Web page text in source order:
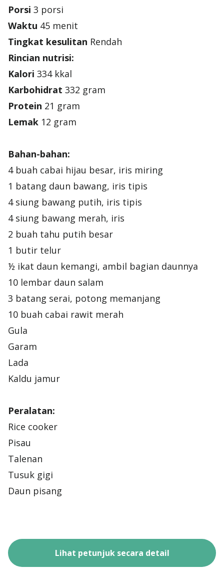
Porsi 3 porsi
Waktu 45 menit
Tingkat kesulitan Rendah
Rincian nutrisi:
Kalori 334 kkal
Karbohidrat 332 gram
Protein 21 gram
Lemak 12 gram
Bahan-bahan:
4 buah cabai hijau besar, iris miring
1 batang daun bawang, iris tipis
4 siung bawang putih, iris tipis
4 siung bawang merah, iris
2 buah tahu putih besar
1 butir telur
½ ikat daun kemangi, ambil bagian daunnya
10 lembar daun salam
3 batang serai, potong memanjang
10 buah cabai rawit merah
Gula
Garam
Lada
Kaldu jamur
Peralatan:
Rice cooker
Pisau
Talenan
Tusuk gigi
Daun pisang
Lihat petunjuk secara detail